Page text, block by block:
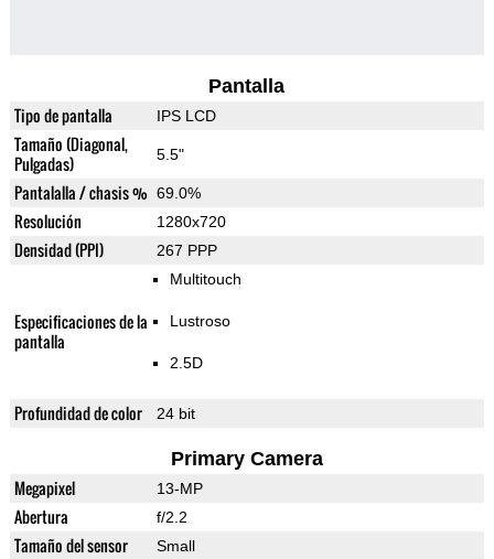
Pantalla
Tipo de pantalla IPS LCD
Tamaño (Diagonal,
Pulgadas)
5.5"
Pantalalla / chasis % 69.0%
Resolución 1280x720
Densidad (PPI) 267 PPP
Especificaciones de la
pantalla
Multitouch
Lustroso
2.5D
Profundidad de color 24 bit
Primary Camera
Megapixel 13-MP
Abertura f/2.2
Tamaño del sensor Small